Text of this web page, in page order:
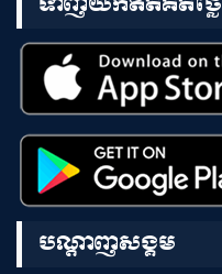
បណ្តាញសង្គម